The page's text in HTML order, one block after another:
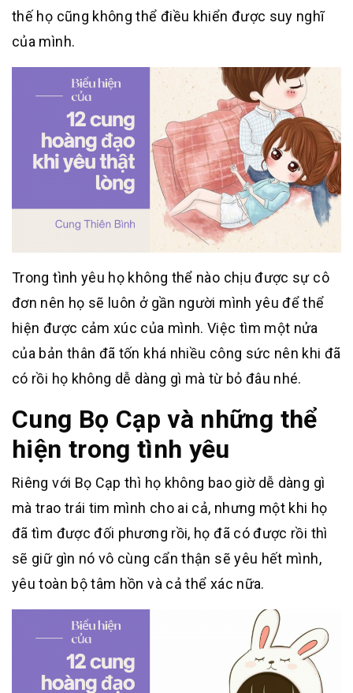
thế họ cũng không thể điều khiển được suy nghĩ
của mình.
Trong tình yêu họ không thể nào chịu được sự cô
đơn nên họ sẽ luôn ở gần người mình yêu để thể
hiện được cảm xúc của mình. Việc tìm một nửa
của bản thân đã tốn khá nhiều công sức nên khi đã
có rồi họ không dễ dàng gì mà từ bỏ đâu nhé.
Cung Bọ Cạp và những thể
hiện trong tình yêu
Riêng với Bọ Cạp thì họ không bao giờ dễ dàng gì
mà trao trái tim mình cho ai cả, nhưng một khi họ
đã tìm được đối phương rồi, họ đã có được rồi thì
sẽ giữ gìn nó vô cùng cẩn thận sẽ yêu hết mình,
yêu toàn bộ tâm hồn và cả thể xác nữa.